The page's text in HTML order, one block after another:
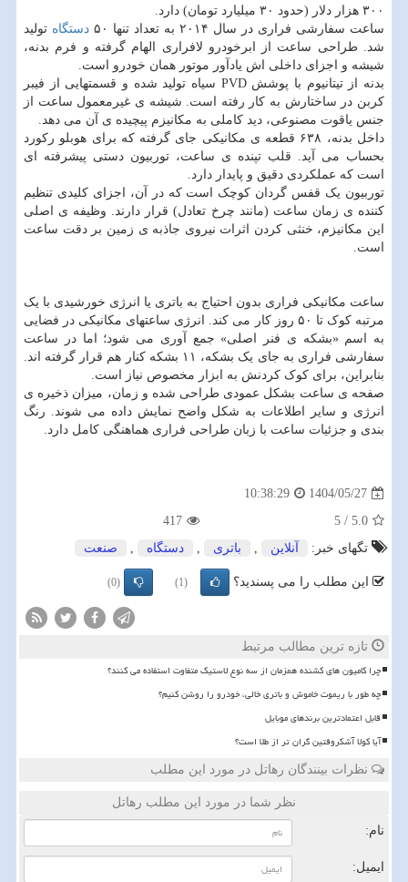
۳۰۰ هزار دلار (حدود ۳۰ میلیارد تومان) دارد.
ساعت سفارشی فراری در سال ۲۰۱۴ به تعداد تنها ۵۰
دستگاه تولید
شد. طراحی ساعت از ابرخودرو لافراری الهام گرفته و فرم بدنه،
شیشه و اجزای داخلی اش یادآور موتور همان خودرو است.
بدنه از تیتانیوم با پوشش PVD سیاه تولید شده و قسمتهایی از فیبر
کربن در ساختارش به کار رفته است. شیشه ی غیرمعمول ساعت از
جنس یاقوت مصنوعی، دید کاملی به مکانیزم پیچیده ی آن می دهد.
داخل بدنه، ۶۳۸ قطعه ی مکانیکی جای گرفته که برای هوبلو رکورد
بحساب می آید. قلب تپنده ی ساعت، توربیون دستی پیشرفته ای
است که عملکردی دقیق و پایدار دارد.
توربیون یک قفس گردان کوچک است که در آن، اجزای کلیدی تنظیم
کننده ی زمان ساعت (مانند چرخ تعادل) قرار دارند. وظیفه ی اصلی
این مکانیزم، خنثی کردن اثرات نیروی جاذبه ی زمین بر دقت ساعت
است.
ساعت مکانیکی فراری بدون احتیاج به باتری یا انرژی خورشیدی با یک
مرتبه کوک تا ۵۰ روز کار می کند. انرژی ساعتهای مکانیکی در فضایی
به اسم «بشکه ی فنر اصلی» جمع آوری می شود؛ اما در ساعت
سفارشی فراری به جای یک بشکه، ۱۱ بشکه کنار هم قرار گرفته اند.
بنابراین، برای کوک کردنش به ابزار مخصوص نیاز است.
صفحه ی ساعت بشکل عمودی طراحی شده و زمان، میزان ذخیره ی
انرژی و سایر اطلاعات به شکل واضح نمایش داده می شوند. رنگ
بندی و جزئیات ساعت با زبان طراحی فراری هماهنگی کامل دارد.
1404/05/27
10:38:29
5.0
/
5
417
تگهای خبر:
آنلاین , باتری , دستگاه , صنعت
این مطلب را می پسندید؟ (1)
(0)
تازه ترین مطالب مرتبط
چرا کامیون های کشنده همزمان از سه نوع لاستیک متفاوت استفاده می کنند؟
چه طور با ریموت خاموش و باتری خالی، خودرو را روشن کنیم؟
قابل اعتمادترین برندهای موبایل
آیا کولا آشکروفتین گران تر از طلا است؟
نظرات بینندگان رهاتل در مورد این مطلب
نظر شما در مورد این مطلب رهاتل
نام:
ایمیل: